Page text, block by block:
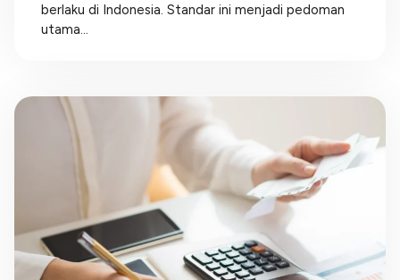
berlaku di Indonesia. Standar ini menjadi pedoman
utama...